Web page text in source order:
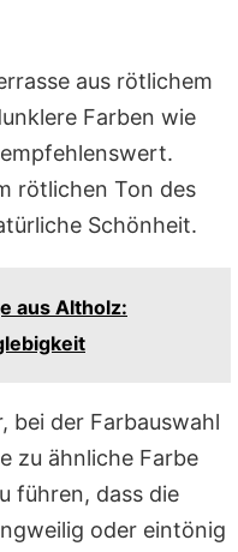
aus rötlichem
Farben wie
rötlichen Ton des
Schönheit.
aus Altholz:
bei der Farbauswahl
zu ähnliche Farbe
führen, dass die
oder eintönig